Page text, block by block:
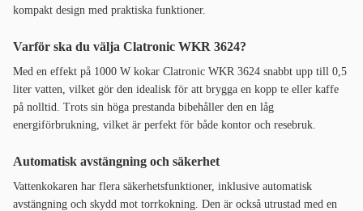
kompakt design med praktiska funktioner.
Varför ska du välja Clatronic WKR 3624?
Med en effekt på 1000 W kokar Clatronic WKR 3624 snabbt upp till 0,5
liter vatten, vilket gör den idealisk för att brygga en kopp te eller kaffe
på nolltid. Trots sin höga prestanda bibehåller den en låg
energiförbrukning, vilket är perfekt för både kontor och resebruk.
Automatisk avstängning och säkerhet
Vattenkokaren har flera säkerhetsfunktioner, inklusive automatisk
avstängning och skydd mot torrkokning. Den är också utrustad med en